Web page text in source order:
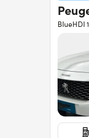
BlueHDI